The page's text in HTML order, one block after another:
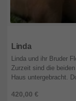
Linda
420,00 €
Linda und ihr Bruder
Zurzeit sind die
Haus untergebracht.